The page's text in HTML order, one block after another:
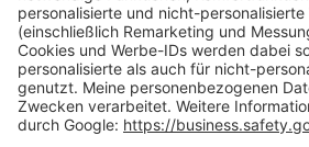
Zahlungsarten